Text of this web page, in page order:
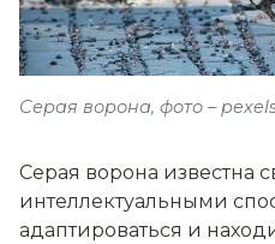
Серая ворона, фото –
Серая ворона известна
интеллектуальными
адаптироваться и